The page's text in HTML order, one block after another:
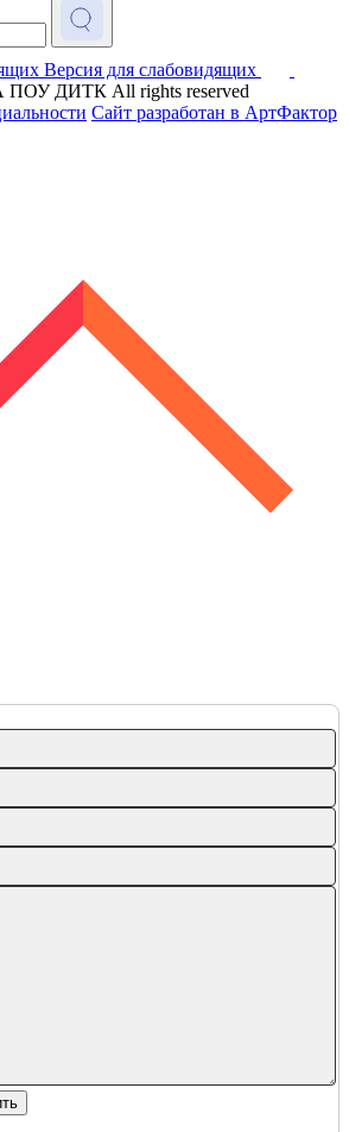
Версия для слабовидящих
ПОУ ДИТК All rights reserved
Сайт разработан в АртФактор